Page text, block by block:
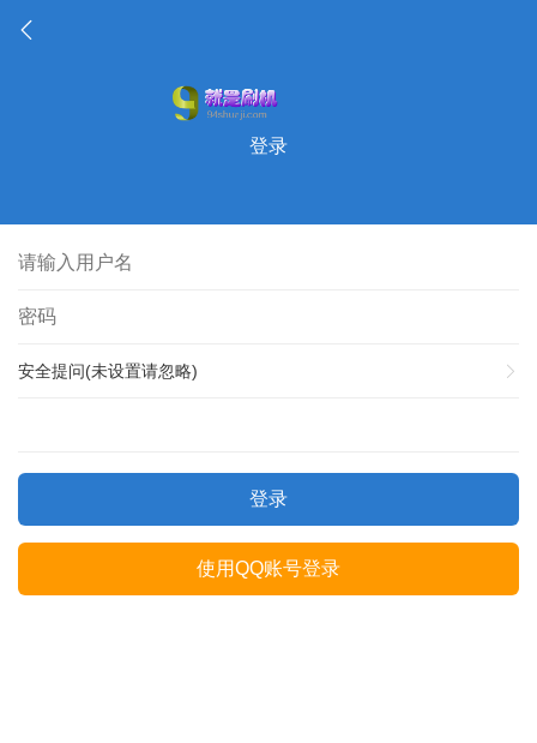
登录
安全提问(未设置请忽略)
登录
使用QQ账号登录